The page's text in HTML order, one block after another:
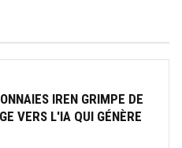
IREN GRIMPE DE
VERS L'IA QUI GÉNÈRE